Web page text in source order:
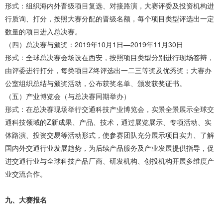
形式：组织海内外晋级项目复选、对接路演，大赛评委及投资机构进
行质询、打分，按照大赛分配的晋级名额，每个项目类型评选出一定
数量的项目进入总决赛。
（四）总决赛与颁奖：2019年10月1日—2019年11月30日
形式：全球总决赛会场设在西安，按照项目类型分别进行现场答辩，
由评委进行打分，每类项目Z终评选出一二三等奖及优秀奖；大赛办
公室组织总结与颁奖活动，公布获奖名单、颁发获奖证书。
（五）产业博览会（与总决赛同期举办）
形式：在总决赛现场举行交通科技产业博览会，实景全景展示全球交
通科技领域的Z新成果、产品、技术，通过展览展示、专项活动、实
体路演、投资交易等活动形式，使参赛团队充分展示项目实力、了解
国内外交通行业发展趋势，为后续产品服务及产业发展提供指导，促
进交通行业与全球科技产品厂商、研发机构、创投机构开展多维度产
业交流合作。
九、大赛报名